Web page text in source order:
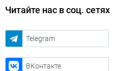
Читайте нас в соц. сетях
Telegram
ВКонтакте